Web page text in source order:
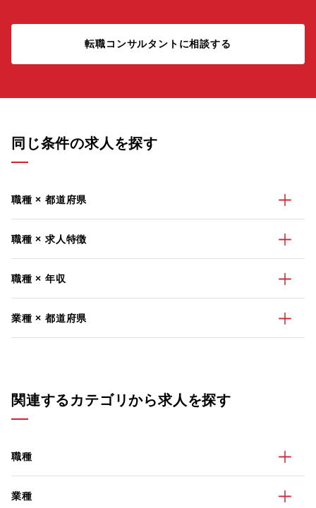
転職コンサルタントに相談する
同じ条件の求人を探す
職種 × 都道府県
職種 × 求人特徴
職種 × 年収
業種 × 都道府県
関連するカテゴリから求人を探す
職種
業種